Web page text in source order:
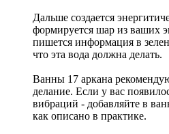
Дальше создается
формируется шар из ваших
пишется информация в
что эта вода должна делать.
Ванны 17 аркана
делание. Если у вас
вибраций - добавляйте в
как описано в практике.